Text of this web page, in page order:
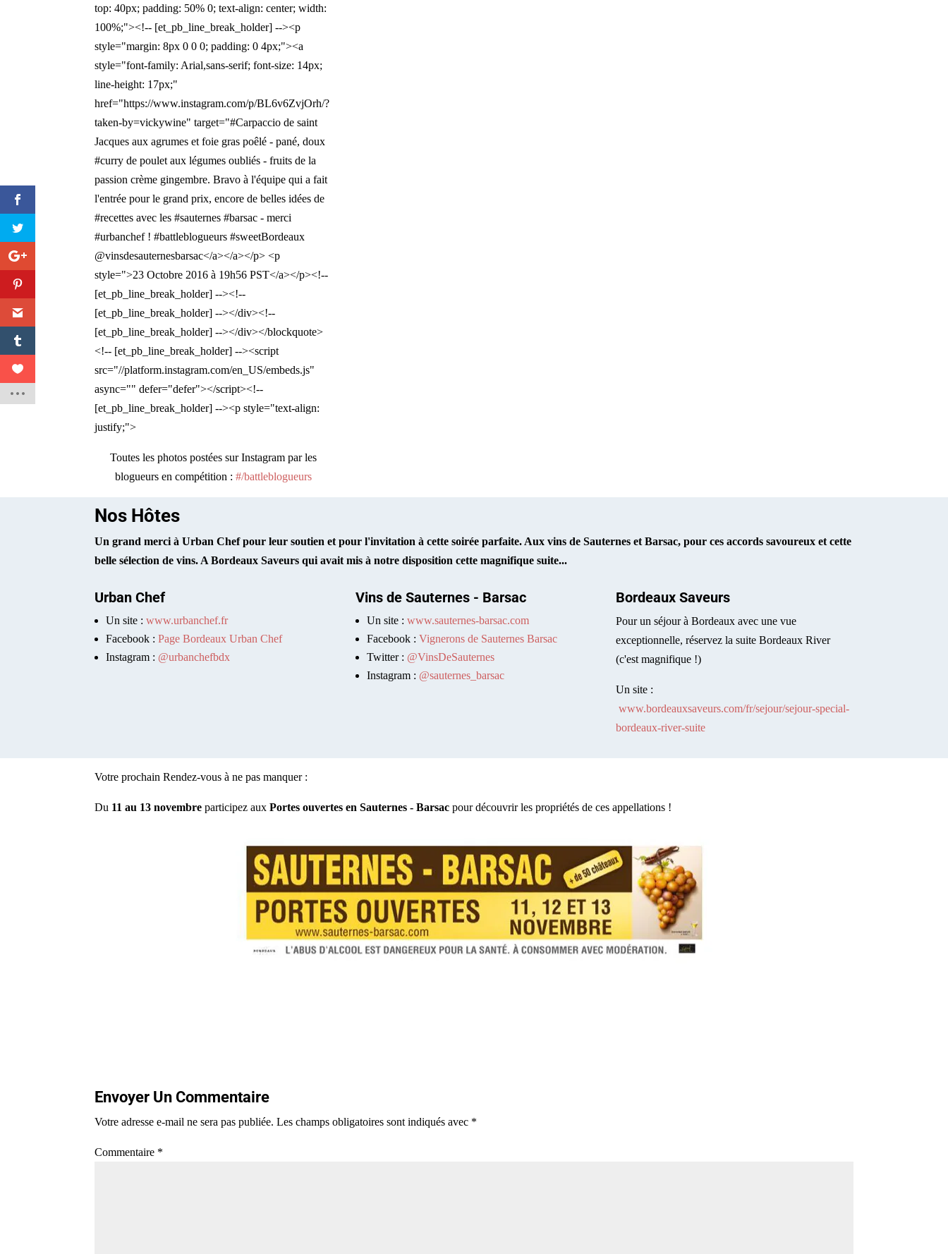
top: 40px; padding: 50% 0; text-align: center; width:
100%;"><!-- [et_pb_line_break_holder] --><p
style="margin: 8px 0 0 0; padding: 0 4px;"><a
style="font-family: Arial,sans-serif; font-size: 14px;
line-height: 17px;"
href="https://www.instagram.com/p/BL6v6ZvjOrh/?
taken-by=vickywine" target="#Carpaccio de saint
Jacques aux agrumes et foie gras poêlé - pané, doux
#curry de poulet aux légumes oubliés - fruits de la
passion crème gingembre. Bravo à l'équipe qui a fait
l'entrée pour le grand prix, encore de belles idées de
#recettes avec les #sauternes #barsac - merci
#urbanchef ! #battleblogueurs #sweetBordeaux
@vinsdesauternesbarsac</a></a></p> <p
style=">23 Octobre 2016 à 19h56 PST</a></p><!--
[et_pb_line_break_holder] --><!--
[et_pb_line_break_holder] --></div><!--
[et_pb_line_break_holder] --></div></blockquote>
<!-- [et_pb_line_break_holder] --><script
src="//platform.instagram.com/en_US/embeds.js"
async="" defer="defer"></script><!--
[et_pb_line_break_holder] --><p style="text-align:
justify;">
Toutes les photos postées sur Instagram par les
blogueurs en compétition :#/battleblogueurs
Nos Hôtes
Un grand merci à Urban Chef pour leur soutien et pour l'invitation à cette soirée parfaite. Aux vins de Sauternes et Barsac, pour ces accords savoureux et cette
belle sélection de vins. A Bordeaux Saveurs qui avait mis à notre disposition cette magnifique suite...
Urban Chef
Un site :www.urbanchef.fr
Facebook :Page Bordeaux Urban Chef
Instagram : @urbanchefbdx
Vins de Sauternes - Barsac
Un site : www.sauternes-barsac.com
Facebook : Vignerons de Sauternes Barsac
Twitter : @VinsDeSauternes
Instagram : @sauternes_barsac
Bordeaux Saveurs
Pour un séjour à Bordeaux avec une vue
exceptionnelle, réservez la suite Bordeaux River
(c'est magnifique !)
Un site :
www.bordeauxsaveurs.com/fr/sejour/sejour-special-
bordeaux-river-suite
Votre prochain Rendez-vous à ne pas manquer :
Du 11 au 13 novembre participez auxPortes ouvertes en Sauternes - Barsac pour découvrir les propriétés de ces appellations !
Envoyer Un Commentaire
Votre adresse e-mail ne sera pas publiée. Les champs obligatoires sont indiqués avec *
Commentaire *